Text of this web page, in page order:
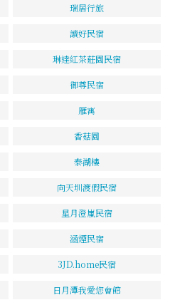
瑞居行旅
讀好民宿
琳達紅茶莊園民宿
御尊民宿
雁寓
香菇園
泰湖樓
向天圳渡假民宿
星月澄嵐民宿
涵煙民宿
3JD.home民宿
日月潭我愛您會館